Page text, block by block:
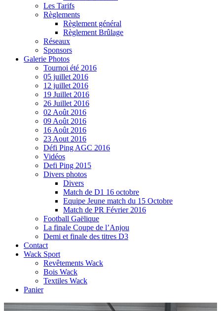
Les Tarifs
Règlements
Règlement général
Règlement Brûlage
Réseaux
Sponsors
Galerie Photos
Tournoi été 2016
05 juillet 2016
12 juillet 2016
19 Juillet 2016
26 Juillet 2016
02 Août 2016
09 Août 2016
16 Août 2016
23 Aout 2016
Défi Ping AGC 2016
Vidéos
Defi Ping 2015
Divers photos
Divers
Match de D1 16 octobre
Equipe Jeune match du 15 Octobre
Match de PR Février 2016
Football Gaëlique
La finale Coupe de l’Anjou
Demi et finale des titres D3
Contact
Wack Sport
Revêtements Wack
Bois Wack
Textiles Wack
Panier